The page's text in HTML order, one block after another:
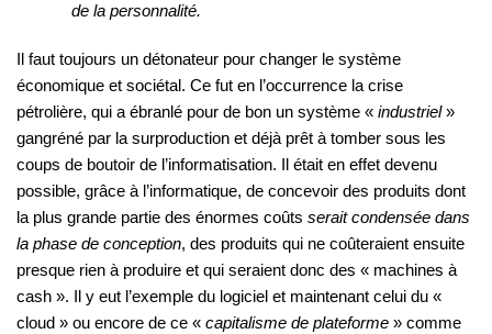
de la personnalité.
Il faut toujours un détonateur pour changer le système
économique et sociétal. Ce fut en l’occurrence la crise
pétrolière, qui a ébranlé pour de bon un système « industriel»
gangréné par la surproduction et déjà prêt à tomber sous les
coups de boutoir de l’informatisation. Il était en effet devenu
possible, grâce à l’informatique, de concevoir des produits dont
la plus grande partie des énormes coûts serait condensée dans
la phase de conception, des produits qui ne coûteraient ensuite
presque rien à produire et qui seraient donc des « machines à
cash ». Il y eut l’exemple du logiciel et maintenant celui du «
cloud » ou encore de ce « capitalisme de plateforme » comme